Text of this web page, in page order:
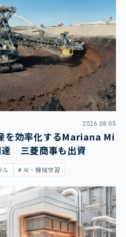
2026.08.05
を効率化するMariana Mi
三菱商事も出資
ル AI・機械学習